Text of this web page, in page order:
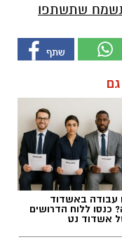
שתשתפו
גם
עבודה באשדוד
כנסו ללוח הדרושים
אשדוד נט